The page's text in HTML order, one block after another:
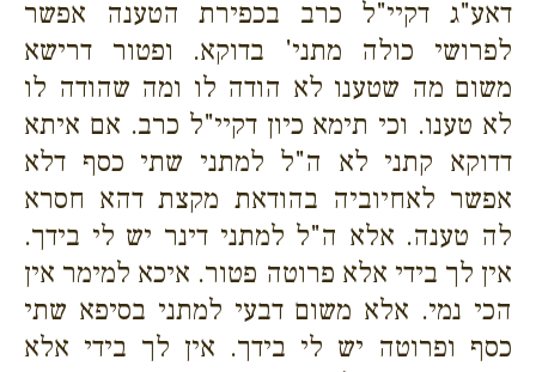
דאע"ג דקיי"ל כרב בכפירת הטענה אפשר
לפרושי כולה מתני' בדוקא. ופטור דרישא
משום מה שטענו לא הודה לו ומה שהודה לו
לא טענו. וכי תימא כיון דקיי"ל כרב. אם איתא
דדוקא קתני לא ה"ל למתני שתי כסף דלא
אפשר לאחיוביה בהודאת מקצת דהא חסרא
לה טענה. אלא ה"ל למתני דינר יש לי בידך.
אין לך בידי אלא פרוטה פטור. איכא למימר אין
הכי נמי. אלא משום דבעי למתני בסיפא שתי
כסף ופרוטה יש לי בידך. אין לך בידי אלא